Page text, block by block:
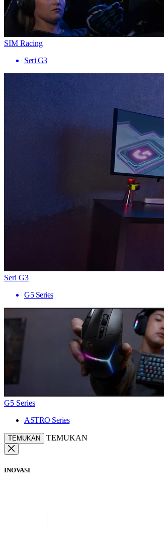
SIM Racing
Seri G3
Seri G3
G5 Series
G5 Series
ASTRO Series
TEMUKAN TEMUKAN
INOVASI